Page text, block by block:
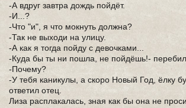
-А вдруг завтра дождь пойдёт.
-И...?
-Что "и", я что мокнуть должна?
-Так не выходи на улицу.
-А как я тогда пойду с девочками...
-Куда бы ты ни пошла, не пойдёшь!- перебил
-Почему?
-У тебя каникулы, а скоро Новый Год, ёлку
ответил отец.
Лиза расплакалась, зная как бы она не